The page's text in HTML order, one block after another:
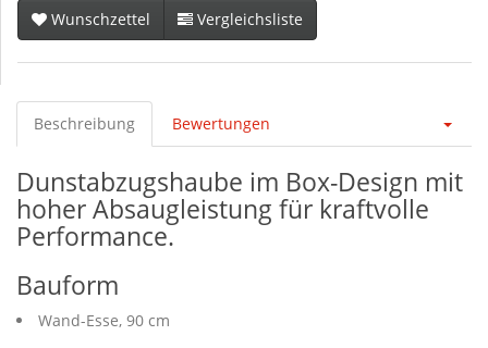
Wunschzettel Vergleichsliste
Beschreibung Bewertungen
Dunstabzugshaube im Box-Design mit
hoher Absaugleistung für kraftvolle
Performance.
Bauform
Wand-Esse, 90 cm